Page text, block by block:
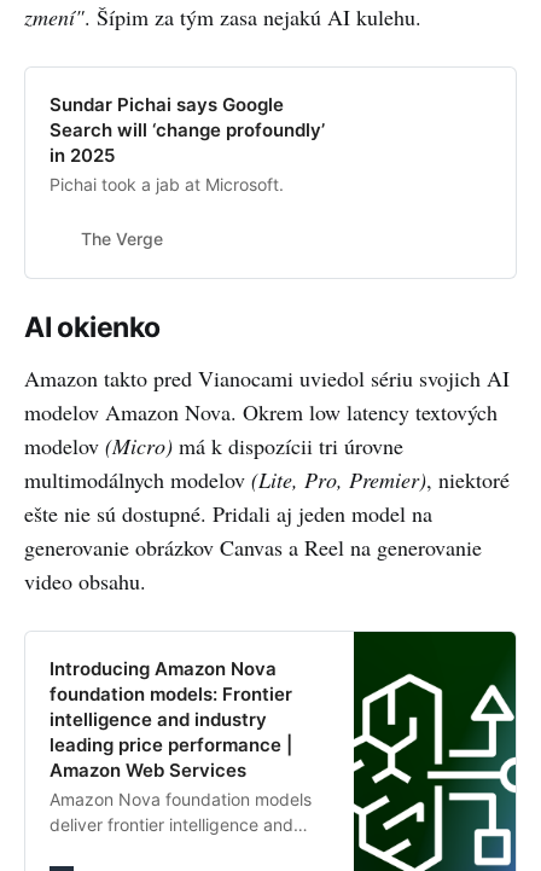
zmení". Šípim za tým zasa nejakú AI kulehu.
Sundar Pichai says Google
Search will ‘change profoundly’
in 2025
Pichai took a jab at Microsoft.
The Verge
AI okienko
Amazon takto pred Vianocami uviedol sériu svojich AI
modelov Amazon Nova. Okrem low latency textových
modelov (Micro) má k dispozícii tri úrovne
multimodálnych modelov (Lite, Pro, Premier), niektoré
ešte nie sú dostupné. Pridali aj jeden model na
generovanie obrázkov Canvas a Reel na generovanie
video obsahu.
Introducing Amazon Nova
foundation models: Frontier
intelligence and industry
leading price performance |
Amazon Web Services
Amazon Nova foundation models
deliver frontier intelligence and